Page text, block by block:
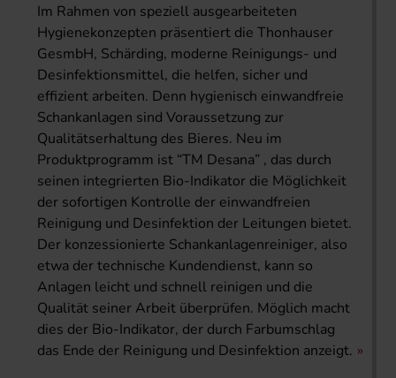
Im Rahmen von speziell ausgearbeiteten
Hygienekonzepten präsentiert die Thonhauser
GesmbH, Schärding, moderne Reinigungs- und
Desinfektionsmittel, die helfen, sicher und
effizient arbeiten. Denn hygienisch einwandfreie
Schankanlagen sind Voraussetzung zur
Qualitätserhaltung des Bieres. Neu im
Produktprogramm ist “TM Desana” , das durch
seinen integrierten Bio-Indikator die Möglichkeit
der sofortigen Kontrolle der einwandfreien
Reinigung und Desinfektion der Leitungen bietet.
Der konzessionierte Schankanlagenreiniger, also
etwa der technische Kundendienst, kann so
Anlagen leicht und schnell reinigen und die
Qualität seiner Arbeit überprüfen. Möglich macht
dies der Bio-Indikator, der durch Farbumschlag
das Ende der Reinigung und Desinfektion anzeigt.